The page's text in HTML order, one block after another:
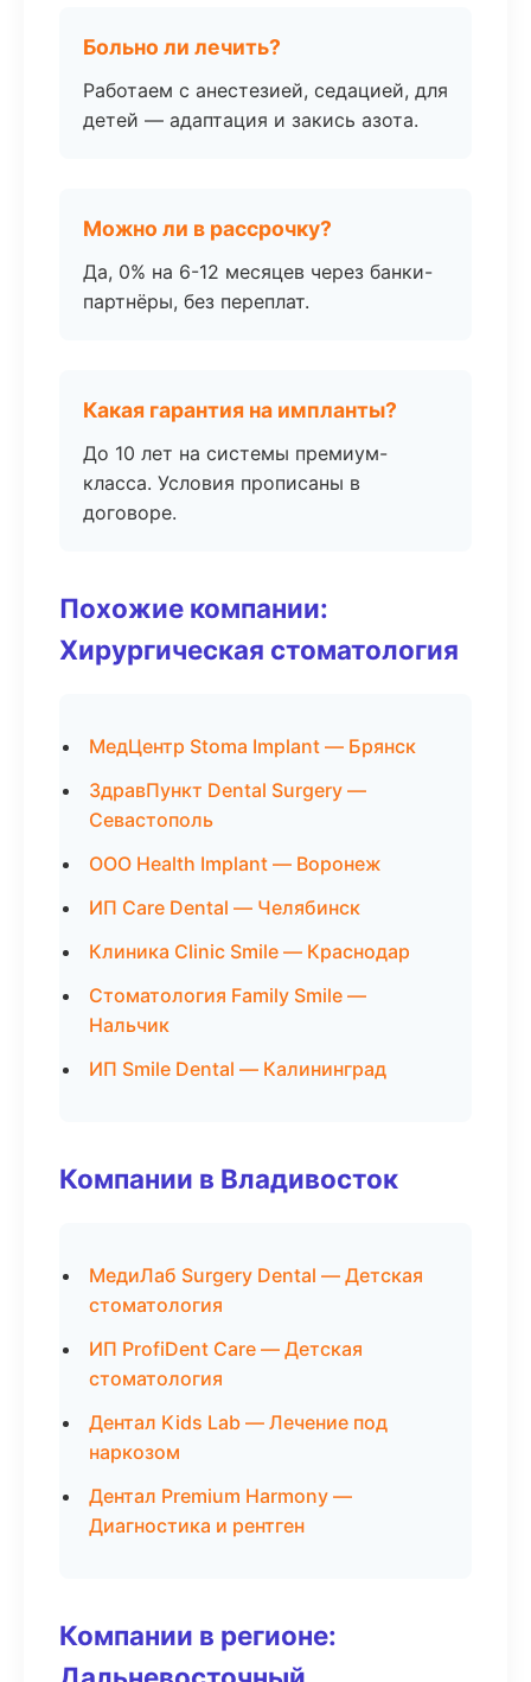
Больно ли лечить?
Работаем с анестезией, седацией, для
детей — адаптация и закись азота.
Можно ли в рассрочку?
Да, 0% на 6-12 месяцев через банки-
партнёры, без переплат.
Какая гарантия на импланты?
До 10 лет на системы премиум-
класса. Условия прописаны в
договоре.
Похожие компании:
Хирургическая стоматология
МедЦентр Stoma Implant — Брянск
ЗдравПункт Dental Surgery —
Севастополь
ООО Health Implant — Воронеж
ИП Care Dental — Челябинск
Клиника Clinic Smile — Краснодар
Стоматология Family Smile —
Нальчик
ИП Smile Dental — Калининград
Компании в Владивосток
МедиЛаб Surgery Dental — Детская
стоматология
ИП ProfiDent Care — Детская
стоматология
Дентал Kids Lab — Лечение под
наркозом
Дентал Premium Harmony —
Диагностика и рентген
Компании в регионе: